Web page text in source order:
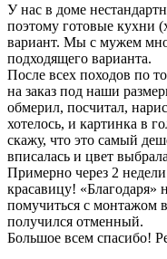
У нас в доме
поэтому готовые кухни
вариант. Мы с мужем
подходящего варианта.
После всех походов по
на заказ под наши
обмерил, посчитал,
хотелось, и картинка в
скажу, что это самый
вписалась и цвет
Примерно через 2
красавицу!
помучиться с монтажом
получился отменный.
Большое всем спасибо!